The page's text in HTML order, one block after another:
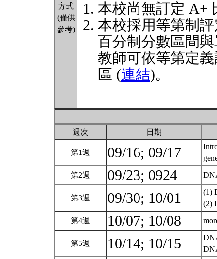
方式
(僅供
參考)
本校尚無訂定 A+
本校採用等第制
百分制分數區間
教師可依等第定
區 (連結)。
週次 日期
第1週 09/16; 09/17
第2週 09/23; 0924
第3週 09/30; 10/01
(1)
(2)
第4週 10/07; 10/08
第5週 10/14; 10/15